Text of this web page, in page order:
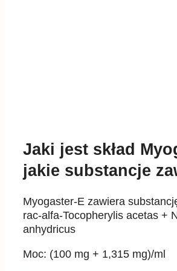
Jaki jest skład
jakie substancje
Myogaster-E zawiera
rac-alfa-Tocopherylis acetas +
anhydricus
Moc: (100 mg + 1,315 mg)/ml